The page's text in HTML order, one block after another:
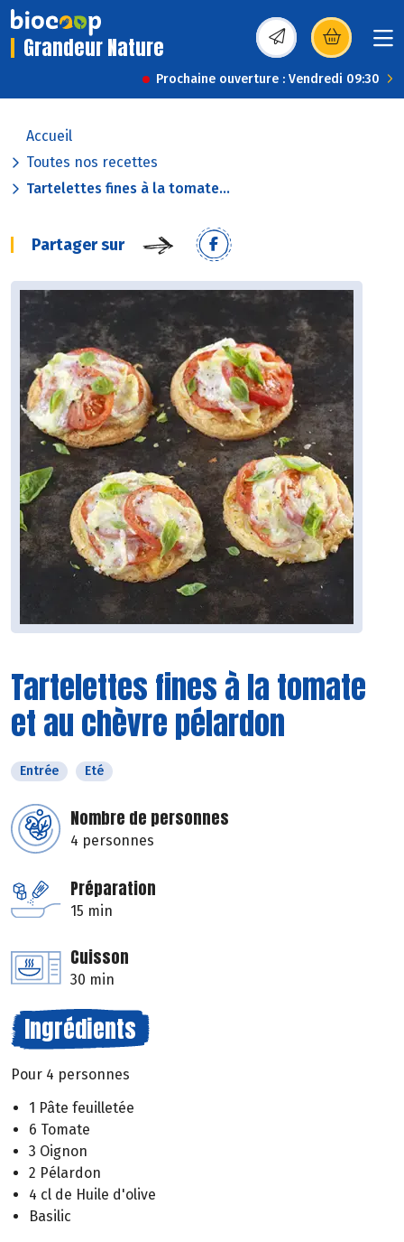
Grandeur Nature (s’ouvre dans une
Prochaine ouverture : Vendredi 09:30
Accueil
Toutes nos recettes
Tartelettes fines à la tomate...
Partager sur
Tartelettes fines à la tomate
et au chèvre pélardon
Entrée Eté
Nombre de personnes
4 personnes
Préparation
15 min
Cuisson
30 min
Ingrédients
Pour 4 personnes
1 Pâte feuilletée
6 Tomate
3 Oignon
2 Pélardon
4 cl de Huile d'olive
Basilic